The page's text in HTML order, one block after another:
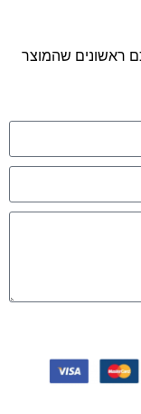
ראשונים שהמוצר